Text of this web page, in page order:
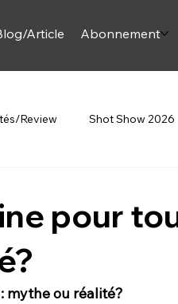
Article Abonnement
Review Shot Show 2026
pour
mythe ou réalité?